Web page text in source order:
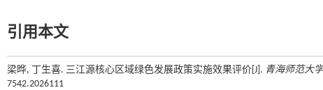
引用本文
梁晔, 丁生喜. 三江源核心区域绿色发展政策实施效果评价[J]. 青海师范大
7542.2026111